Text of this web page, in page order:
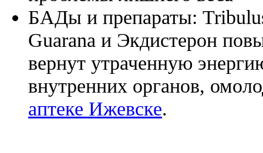
БАДы и препараты:
Guarana и Экдистерон
вернут утраченную
внутренних органов,
аптеке Ижевске.